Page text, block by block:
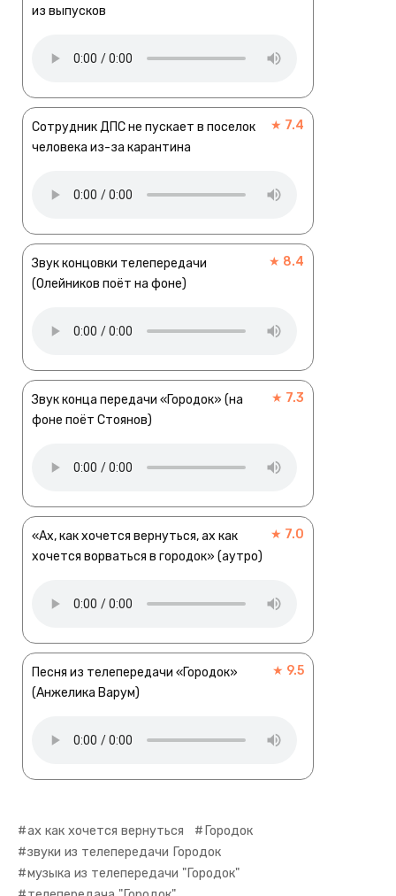
из выпусков
Сотрудник ДПС не пускает в поселок
человека из-за карантина
★ 7.4
Звук концовки телепередачи
(Олейников поёт на фоне)
★ 8.4
Звук конца передачи «Городок» (на
фоне поёт Стоянов)
★ 7.3
«Ах, как хочется вернуться, ах как
хочется ворваться в городок» (аутро)
★ 7.0
Песня из телепередачи «Городок»
(Анжелика Варум)
★ 9.5
ах как хочется вернуться
Городок
звуки из телепередачи Городок
музыка из телепередачи "Городок"